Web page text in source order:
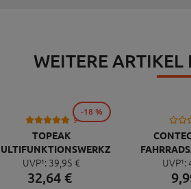
WEITERE ARTIKEL
9
TOPEAK
MINI 20 PRO
UVP¹: 39, 95 €
32,64€
-18 %
PACE
UVP¹:
9,